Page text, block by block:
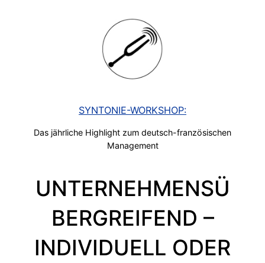
SYNTONIE-WORKSHOP:
Das jährliche Highlight zum deutsch-französischen
Management
UNTERNEHMENSÜ
BERGREIFEND –
INDIVIDUELL ODER